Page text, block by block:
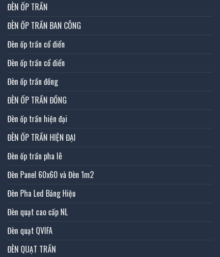
ĐÈN ỐP TRẦN
ĐÈN ỐP TRẦN BAN CÔNG
Đèn ốp trần cổ điển
Đèn ốp trần cổ điển
Đèn ốp trần đồng
ĐÈN ỐP TRẦN ĐỒNG
Đèn ốp trần hiện đại
ĐÈN ỐP TRẦN HIỆN ĐẠI
Đèn ốp trần pha lê
Đèn Panel 60x60 và Đèn 1m2
Đèn Pha Led Bảng Hiệu
Đèn quạt cao cấp NL
Đèn quạt QVIFA
ĐÈN QUẠT TRẦN